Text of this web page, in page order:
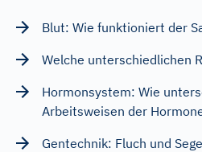
Blut: Wie funktioniert der
Welche unterschiedlichen
Hormonsystem: Wie
Arbeitsweisen der
Gentechnik: Fluch und